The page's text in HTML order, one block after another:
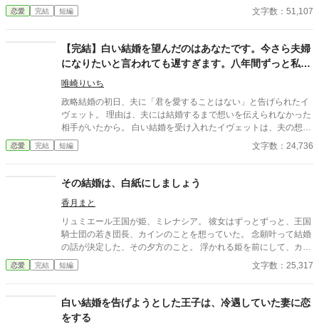
で善人で、人に尽くすのが好きな両親は何の迷いもなくこう言っ
た。 『エーファ、君の結婚が決まったんだよ！！ 君が嫁ぐな
て当然の事。 多くの命が救えるなんて最高の幸福だろう。 そ
れに公爵家に嫁げばお前も幸福になるに違いない。 これは全員
が幸福になれる機会なんだ、当然嫁いでくれるよな？』 と……。
そして、夫となる男の屋敷にいたのは……三人の愛人だった。
恋愛 完結 短編 文字数：51,107
【完結】白い結婚を望んだのはあなたです。今さら夫婦
になりたいと言われても遅すぎます。八年間ずっと私を
見守っていた国王陛下に溺愛されてます
唯崎りいち
政略結婚の初日、夫に「君を愛することはない」と告げられたイ
ヴェット。 理由は、夫には結婚するまで想いを伝えられなかった
相手がいたから。 白い結婚を受け入れたイヴェットは、夫の想い
人が自分の専属メイド・アンナだったと知る。 それでも領地のた
めに努力を続け、水不足を解決する特産品まで生み出したイヴェ
悔する元夫を残し、彼女を八年間見守り続けていた国王陛下のも
とへ。 愛されることを知らなかった令嬢が、一途すぎる国王陛下
に甘やかされる、逆転溺愛ラブストーリー。
恋愛 完結 短編 文字数：24,736
その結婚は、白紙にしましょう
香月まと
リュミエール王国が姫、ミレナシア。 彼女はずっとずっと、王国
騎士団の若き団長、カインのことを想っていた。 念願叶って結婚
の話が決定した、その夕方のこと。 浮かれる姫を前にして、カイ
ンの口から出た言葉は「白い結婚にとさせて頂きたい」 身分とか
立場とか何とか話しているが、姫は急速にその声が遠くなってい
にっこりと笑った。 「分かりました。その提案を、受け入れ─
─」 全然受け入れられませんけど！？ 形だけの結婚を了承しつつ
も、心で号泣してる姫。 武骨で不器用な王国騎士団長。 二人を中
恋愛 完結 短編 文字数：25,317
白い結婚を告げようとした王子は、冷遇していた妻に恋
をする